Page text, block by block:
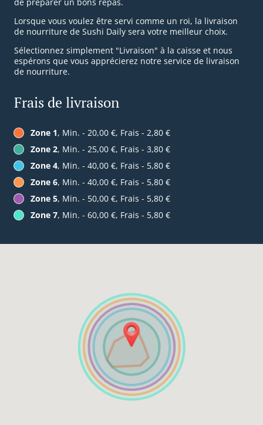
Lorsque vous voulez être servi comme un roi, la livraison
de nourriture de Sushi Daily sera votre meilleur choix.
Sélectionnez simplement "Livraison" à la caisse et nous
espérons que vous apprécierez notre service de livraison
de nourriture.
Frais de livraison
Zone 1, Min. - 20,00 €, Frais - 2,80 €
Zone 2, Min. - 25,00 €, Frais - 3,80 €
Zone 4, Min. - 40,00 €, Frais - 5,80 €
Zone 6, Min. - 40,00 €, Frais - 5,80 €
Zone 5, Min. - 50,00 €, Frais - 5,80 €
Zone 7, Min. - 60,00 €, Frais - 5,80 €